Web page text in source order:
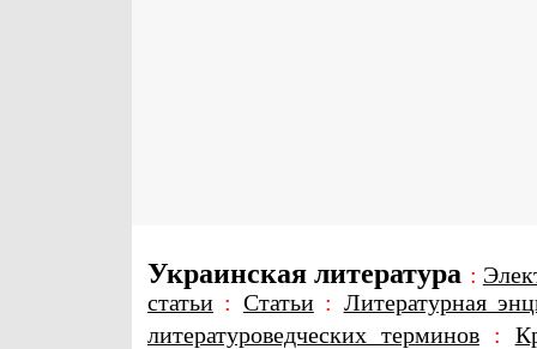
Украинская литература :
статьи : Статьи: Литературная
литературоведческих терминов: